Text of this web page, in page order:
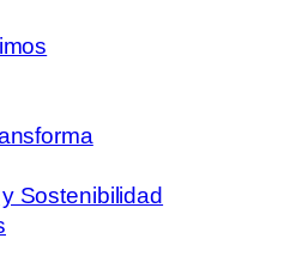
Sostenibilidad